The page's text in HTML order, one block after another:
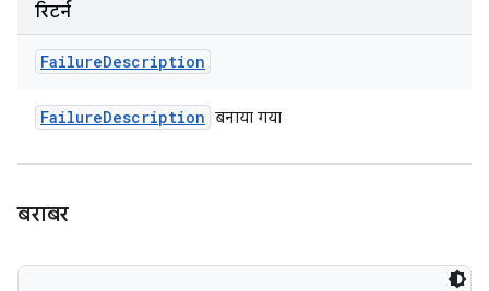
रिटर्न
FailureDescription
FailureDescription बनाया गया
बराबर